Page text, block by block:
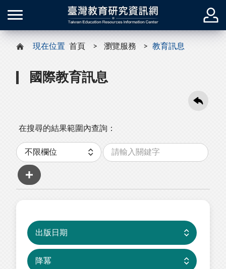
現在位置 首頁 瀏覽服務 教育訊息
國際教育訊息
在搜尋的結果範圍內查詢：
分
類
關
字